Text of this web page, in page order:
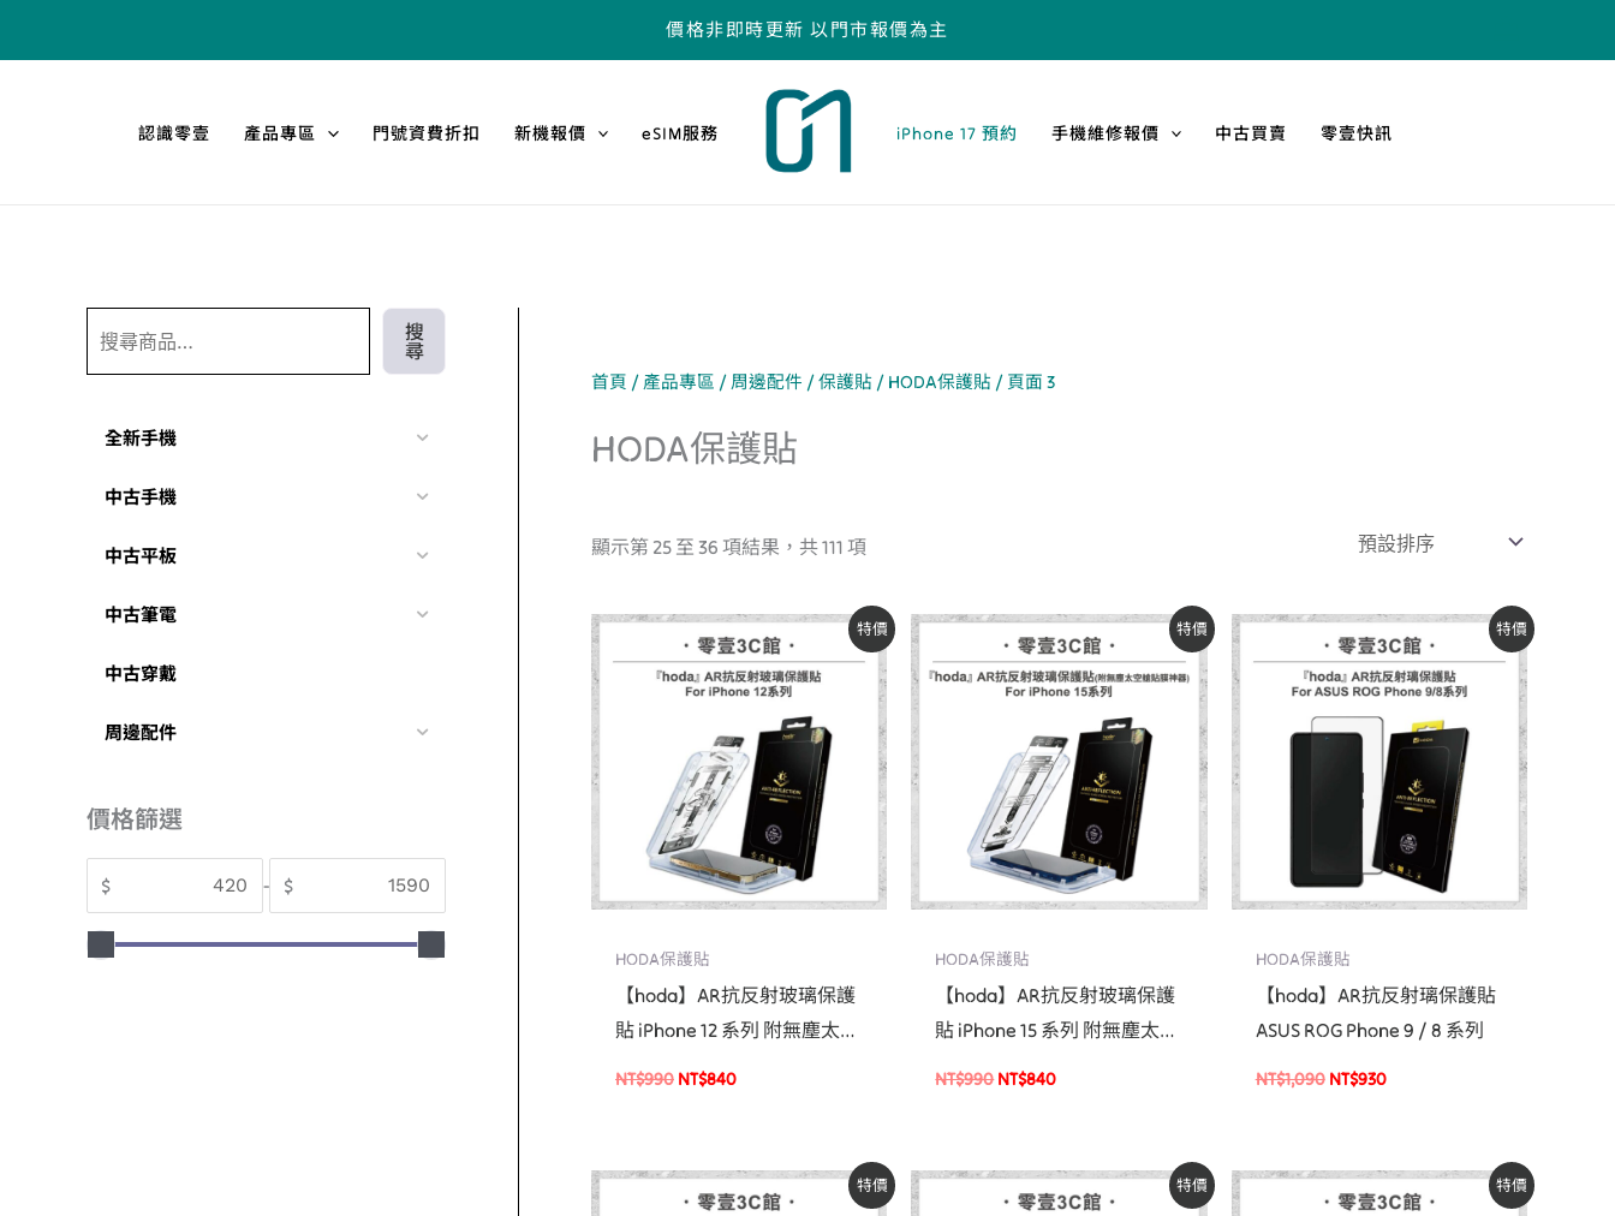
價格非即時更新 以門市報價為主
認識零壹 產品專區 門號資費折扣 新機報價 eSIM服務 iPhone 17 預約 手機維修報價 中古買賣 零壹快訊
尋
搜
尋
全新手機
中古手機
中古平板
中古筆電
中古穿戴
周邊配件
價格篩選
$ - $
首頁 / 產品專區 / 周邊配件 /保護貼 / HODA保護貼 / 頁面 3
HODA保護貼
顯示第 25 至 36 項結果，共 111 項
特價
HODA保護貼
【hoda】AR抗反射玻璃保護
貼 iPhone 12 系列 附無塵太空
NT$990
原
始
價
格：
NT$840
目
前
價
格：
特價
HODA保護貼
【hoda】AR抗反射玻璃保護
貼 iPhone 15 系列 附無塵太空
NT$990
原
始
價
格：
NT$840
目
前
價
格：
特價
HODA保護貼
【hoda】AR抗反射璃保護貼
ASUS ROG Phone 9 / 8 系列
NT$1,090
原
始
價
格：
NT$930
目
前
價
格：
特價
原
始
目
前
特價
原
始
目
前
特價
原
始
目
前